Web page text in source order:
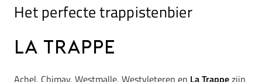
Het perfecte trappistenbier
LA TRAPPE
Achel, Chimay, Westmalle, Westvleteren en La Trappezijn